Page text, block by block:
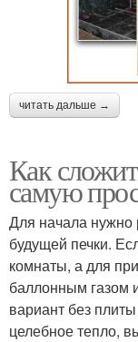
читать дальше →
Как
самую
Для начала нужно
будущей печки.
комнаты, а для
баллонным газом
вариант без
целебное тепло,